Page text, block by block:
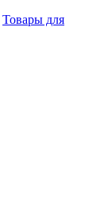
Товары для